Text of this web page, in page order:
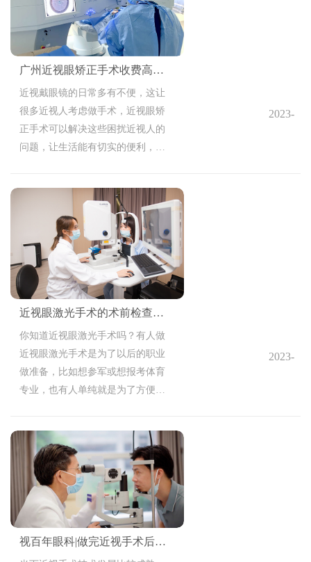
广州近视眼矫正手术收费高不高
近视戴眼镜的日常多有不便，这让
很多近视人考虑做手术，近视眼矫
正手术可以解决这些困扰近视人的
问题，让生活能有切实的便利，不
矫正手术费用也因地区而异，那
么，广州近视眼矫正手术收费高不
2023-
近视眼激光手术的术前检查内容有哪些
你知道近视眼激光手术吗？有人做
近视眼激光手术是为了以后的职业
做准备，比如想参军或想报考体育
专业，也有人单纯就是为了方便生
善术前检查，通过术前检查确定符
合手术条件的，才能安排做手术，
那么，近视眼激光手术的术前检查
内容有哪些呢？
2023-
视百年眼科|做完近视手术后还会近视吗？